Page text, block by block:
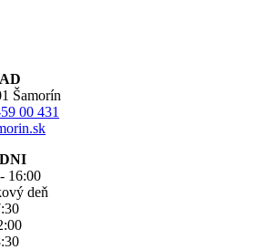
Šamorín
00 431
16:00
deň